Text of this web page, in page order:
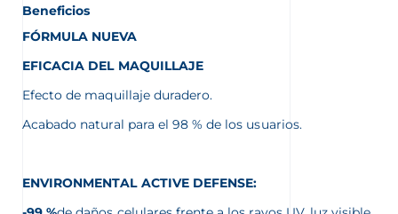
Beneficios
FÓRMULA NUEVA
EFICACIA DEL MAQUILLAJE
Efecto de maquillaje duradero.
Acabado natural para el 98 % de los usuarios.
ENVIRONMENTAL ACTIVE DEFENSE: